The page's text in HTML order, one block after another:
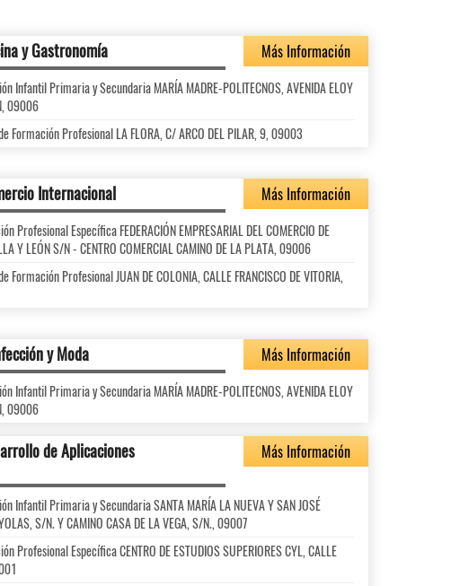
y Gastronomía Más Información
Infantil Primaria y Secundaria MARÍA MADRE-POLITECNOS, AVENIDA ELOY
09006
Formación Profesional LA FLORA, C/ ARCO DEL PILAR, 9, 09003
Internacional Más Información
Profesional Específica FEDERACIÓN EMPRESARIAL DEL COMERCIO DE
Y LEÓN S/N - CENTRO COMERCIAL CAMINO DE LA PLATA, 09006
Profesional JUAN DE COLONIA, CALLE FRANCISCO DE VITORIA,
y Moda Más Información
Infantil Primaria y Secundaria MARÍA MADRE-POLITECNOS, AVENIDA ELOY
09006
de Aplicaciones Más Información
Infantil Primaria y Secundaria SANTA MARÍA LA NUEVA Y SAN JOSÉ
S/N. Y CAMINO CASA DE LA VEGA, S/N., 09007
Profesional Específica CENTRO DE ESTUDIOS SUPERIORES CYL, CALLE